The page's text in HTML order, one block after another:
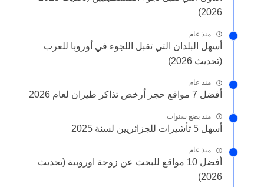
2026)
منذ عام
أسهل البلدان التي تقبل اللجوء في أوروبا للعرب
(تحديث 2026)
منذ عام
أفضل 7 مواقع حجز أرخص تذاكر طيران لعام 2026
منذ بضع سنوات
أسهل 5 تأشيرات للجزائريين لسنة 2025
منذ عام
أفضل 10 مواقع للبحث عن زوجة اوروبية (تحديث
2026)